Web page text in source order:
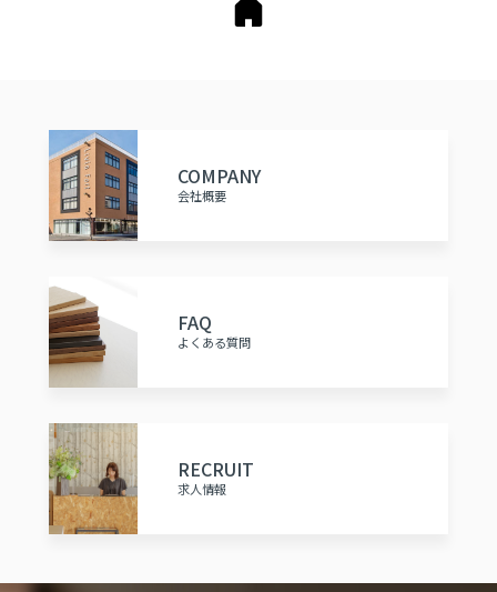
COMPANY
会社概要
FAQ
よくある質問
RECRUIT
求人情報